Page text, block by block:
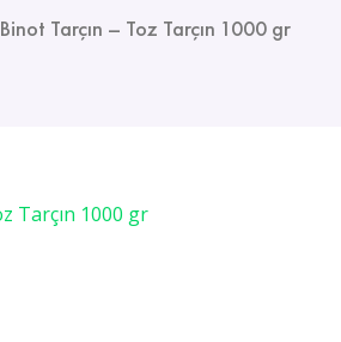
Binot Tarçın – Toz Tarçın 1000 gr